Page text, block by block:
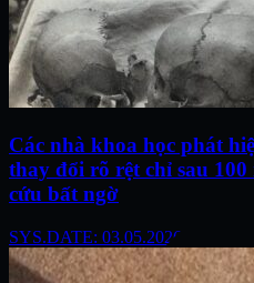
Các nhà khoa học phát
thay đổi rõ rệt chỉ sau
cứu bất ngờ
SYS.DATE: 03.05.2026